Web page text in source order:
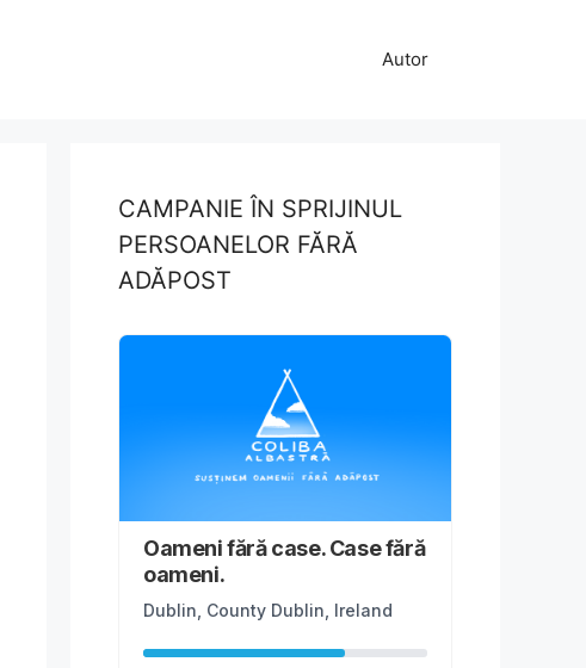
Autor
CAMPANIE ÎN SPRIJINUL
PERSOANELOR FĂRĂ
ADĂPOST